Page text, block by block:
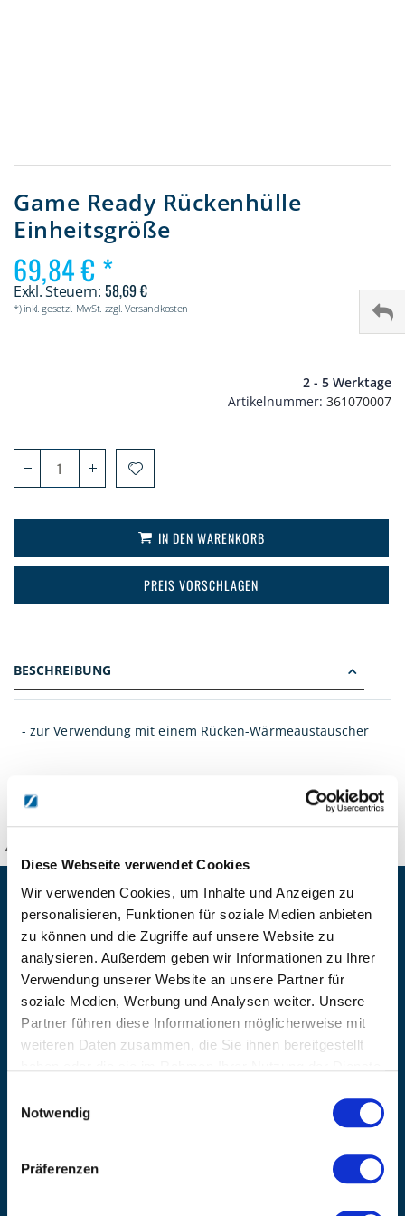
Diese Webseite verwendet Cookies
Wir verwenden Cookies, um Inhalte und Anzeigen zu
personalisieren, Funktionen für soziale Medien anbieten
zu können und die Zugriffe auf unsere Website zu
analysieren. Außerdem geben wir Informationen zu Ihrer
Verwendung unserer Website an unsere Partner für
soziale Medien, Werbung und Analysen weiter. Unsere
Partner führen diese Informationen möglicherweise mit
weiteren Daten zusammen, die Sie ihnen bereitgestellt
Notwendig
Präferenzen
Anfang
der
Bildergalerie
springen
Game Ready Rückenhülle
Einheitsgröße
69,84 €
58,69 €
*) inkl. gesetzl. MwSt. zzgl. Versandkosten
2 - 5 Werktage
Artikelnummer 361070007
IN DEN WARENKORB
PREIS VORSCHLAGEN
BESCHREIBUNG
- zur Verwendung mit einem Rücken-Wärmeaustauscher
KANZLSPERGER GmbH
KONTAKTIEREN SIE UNS
ADRESSE
Ziegelhöhe 8, Berngau, D-92361
BÜRO HOTLINE
+49 (0) 9181/2593-0
EMAIL
Montag – Donnerstag: 08:00 – 17:00
Freitag: 08:00 - 16:00
Über Kanzlsperger